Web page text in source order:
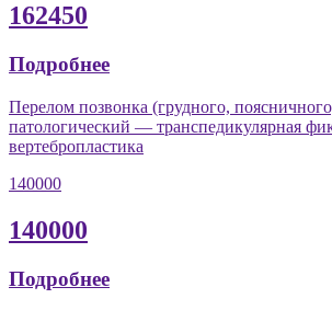
162450
Подробнее
Перелом позвонка (грудного,
патологический — транспедикулярная
вертебропластика
140000
140000
Подробнее